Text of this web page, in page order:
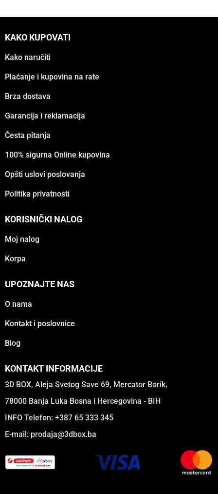
KAKO KUPOVATI
Kako naručiti
Plaćanje i kupovina na rate
Brza dostava
Garancija i reklamacija
Česta pitanja
100% sigurna Online kupovina
Opšti uslovi poslovanja
Politika privatnosti
KORISNIČKI NALOG
Moj nalog
Korpa
UPOZNAJTE NAS
O nama
Kontakt i poslovnice
Blog
KONTAKT INFORMACIJE
3D BOX, Aleja Svetog Save 69, Mercator Borik,
78000 Banja Luka Bosna i Hercegovina - BIH
INFO Telefon: +387 65 333 345
E-mail: prodaja@3dbox.ba